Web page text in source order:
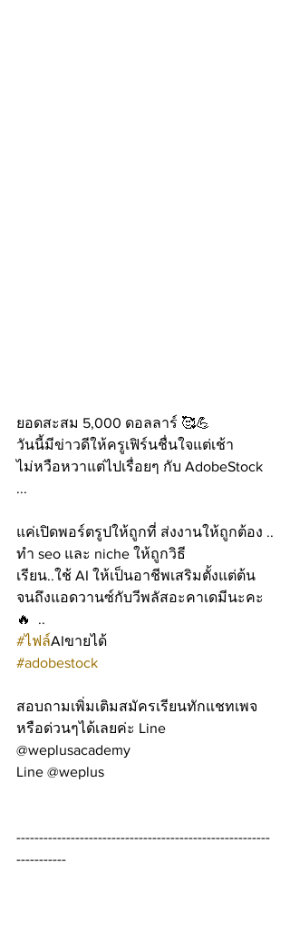
ยอดสะสม 5,000 ดอลลาร์ 🥰💪
วันนี้มีข่าวดีให้ครูเฟิร์นชื่นใจแต่เช้า
ไม่หวือหวาแต่ไปเรื่อยๆ กับ AdobeStock
...
แค่เปิดพอร์ตรูปให้ถูกที่ ส่งงานให้ถูกต้อง ..
ทำ seo และ niche ให้ถูกวิธี
เรียน..ใช้ AI ให้เป็นอาชีพเสริมตั้งแต่ต้น
จนถึงแอดวานซ์กับวีพลัสอะคาเดมีนะคะ
🔥  ..
#ไฟล์AIขายได้
#adobestock
สอบถามเพิ่มเติมสมัครเรียนทักแชทเพจ
หรือด่วนๆได้เลยค่ะ Line
@weplusacademy
Line @weplus
--------------------------------------------------------
-----------